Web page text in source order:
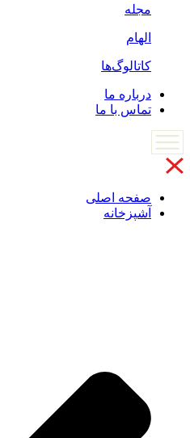
مجله
الهام
کاتالوگ‌ها
درباره ما
تماس با ما
صفحه اصلی
آشپزخانه